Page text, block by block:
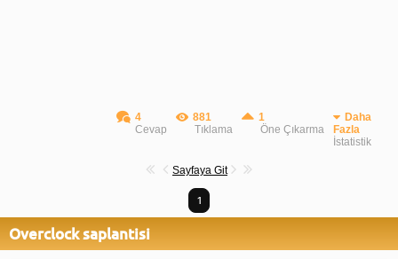
4
Cevap
881
Tıklama
1
Öne Çıkarma
Daha
Fazla
İstatistik
Sayfaya Git
1
Overclock saplantisi